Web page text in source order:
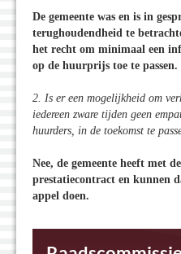
De gemeente was en is in
terughoudendheid te
het recht om minimaal een
op de huurprijs toe te passen.
2. Is er een mogelijkheid om
iedereen zware tijden geen
huurders, in de toekomst te
Nee, de gemeente heeft met
prestatiecontract en kunnen
appel doen.